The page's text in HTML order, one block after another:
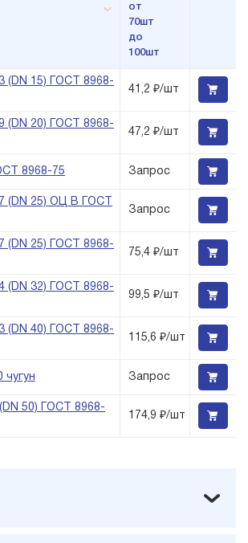
от
70шт
до
100шт
(DN 15) ГОСТ 8968-
41,2 ₽/шт
(DN 20) ГОСТ 8968-
47,2 ₽/шт
8968-75 Запрос
(DN 25) ОЦ В ГОСТ
Запрос
(DN 25) ГОСТ 8968-
75,4 ₽/шт
(DN 32) ГОСТ 8968-
99,5 ₽/шт
(DN 40) ГОСТ 8968-
115,6 ₽/шт
чугун Запрос
50) ГОСТ 8968-
174,9 ₽/шт